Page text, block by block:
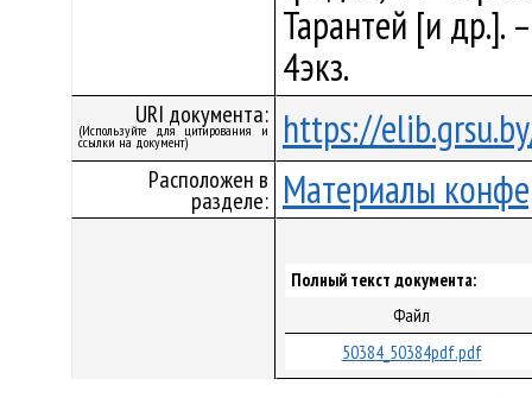
Тарантей [и др.].
4экз.
URI документа:
(Используйте для цитирования и
ссылки на документ) https://
Расположен в
разделе: Материалы
Полный текст документа:
Файл
50384_50384pdf.pdf